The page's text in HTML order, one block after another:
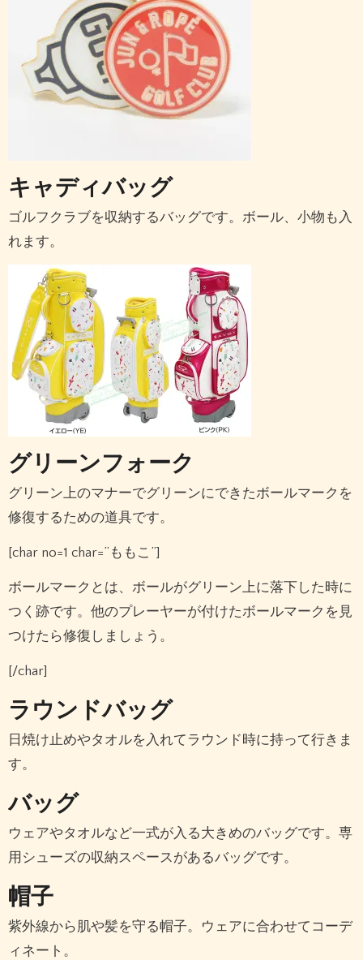
キャディバッグ
ゴルフクラブを収納するバッグです。ボール、小物も入
れます。
グリーンフォーク
グリーン上のマナーでグリーンにできたボールマークを
修復するための道具です。
[char no=1 char=”ももこ”]
ボールマークとは、ボールがグリーン上に落下した時に
つく跡です。他のプレーヤーが付けたボールマークを見
つけたら修復しましょう。
[/char]
ラウンドバッグ
日焼け止めやタオルを入れてラウンド時に持って行きま
す。
バッグ
ウェアやタオルなど一式が入る大きめのバッグです。専
用シューズの収納スペースがあるバッグです。
帽子
紫外線から肌や髪を守る帽子。ウェアに合わせてコーデ
ィネート。